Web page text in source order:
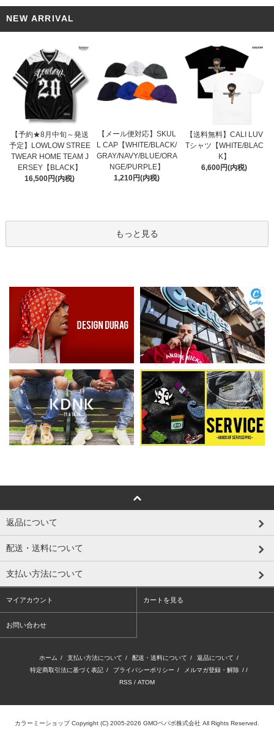
NEW ARRIVAL
【予約★8月中旬～発送
予定】LOWLOW STREE
TWEAR HOME TEAM J
ERSEY【BLACK】
16,500円(内税)
【メール便対応】SKUL
L CAP【WHITE/BLACK/
GRAY/NAVY/BLUE/ORA
NGE/PURPLE】
1,210円(内税)
【送料無料】CALI LUV
Tシャツ【WHITE/BLAC
K】
6,600円(内税)
もっと見る
返品について
配送・送料について
支払い方法について
マイアカウント カートを見る
お問い合わせ
ホーム / 支払い方法について / 配送・送料について / 返品について /
特定商取引法に基づく表記 / プライバシーポリシー / メルマガ登録・解除 / /
RSS / ATOM
カラーミーショップ Copyright (C) 2005-2026 GMOペパボ株式会社 All Rights Reserved.